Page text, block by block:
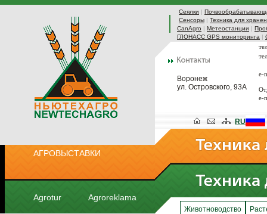
Сеялки |
Сенсоры | Техника для
CanAgro | Метеостанции |
ГЛОНАСС GPS мониторинга |
Воронеж
ул. Островского, 93А
e-
e-
АГРОВЫСТАВКИ
Agrotur Agroreklama
RU
Животноводство